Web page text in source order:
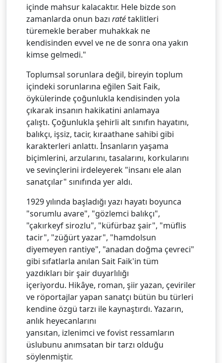
içinde mahsur kalacaktır. Hele bizde son
zamanlarda onun bazı ratétaklitleri
türemekle beraber muhakkak ne
kendisinden evvel ve ne de sonra ona yakın
kimse gelmedi."
Toplumsal sorunlara değil, bireyin toplum
içindeki sorunlarına eğilen Sait Faik,
öykülerinde çoğunlukla kendisinden yola
çıkarak insanın hakikatini anlamaya
çalıştı. Çoğunlukla şehirli alt sınıfın hayatını,
balıkçı, işsiz, tacir, kıraathane sahibi gibi
karakterleri anlattı. İnsanların yaşama
biçimlerini, arzularını, tasalarını, korkularını
ve sevinçlerini irdeleyerek "insanı ele alan
sanatçılar" sınıfında yer aldı.
1929 yılında başladığı yazı hayatı boyunca
"sorumlu avare", "gözlemci balıkçı",
"çakırkeyf sirozlu", "küfürbaz şair", "müflis
tacir", "züğürt yazar", "hamdolsun
diyemeyen rantiye", "anadan doğma çevreci"
gibi sıfatlarla anılan Sait Faik'in tüm
yazdıkları bir şair duyarlılığı
içeriyordu. Hikâye, roman, şiir yazan, çeviriler
ve röportajlar yapan sanatçı bütün bu türleri
kendine özgü tarzı ile kaynaştırdı. Yazarın,
anlık heyecanlarını
yansıtan, izlenimci ve fovist ressamların
üslubunu anımsatan bir tarzı olduğu
söylenmiştir.